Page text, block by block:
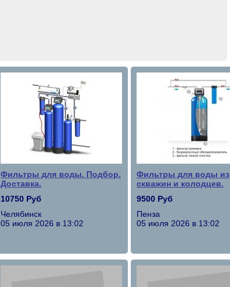
Фильтры для воды. Подбор.
Доставка.
10750 Руб
Челябинск
05 июля 2026 в 13:02
Фильтры для воды из
скважин и колодцев.
9500 Руб
Пенза
05 июля 2026 в 13:02